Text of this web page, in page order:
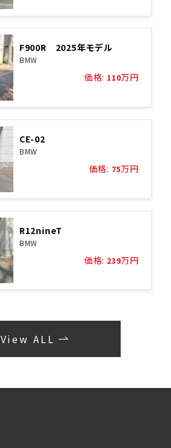
F900R 2025年モデル
BMW
価格: 110万円
CE-02
BMW
価格: 75万円
R12nineT
BMW
価格: 239万円
View ALL